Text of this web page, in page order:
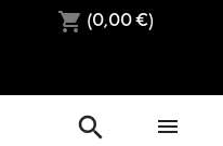
shopping_cart (0,00 €)
search 